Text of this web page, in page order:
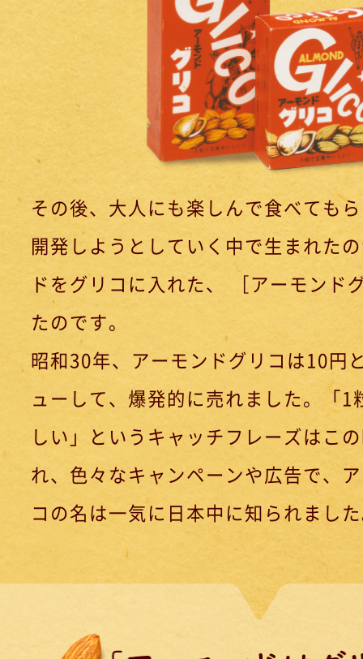
その後、大人にも楽しんで食べても
開発しようとしていく中で生まれた
ドをグリコに入れた、 ［アーモンド
たのです。
昭和30年、アーモンドグリコは10円
ューして、爆発的に売れました。「1
しい」というキャッチフレーズはこ
れ、色々なキャンペーンや広告で、
コの名は一気に日本中に知られまし